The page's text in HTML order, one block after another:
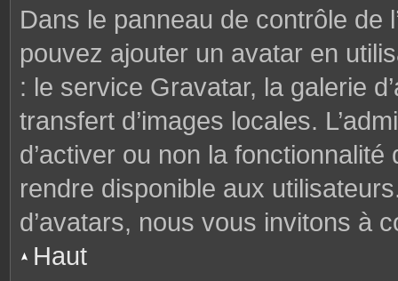
Dans le panneau de contrôle de
pouvez ajouter un avatar en
: le service Gravatar, la galerie
transfert d’images locales.
d’activer ou non la
rendre disponible aux
d’avatars, nous vous invitons à
Haut